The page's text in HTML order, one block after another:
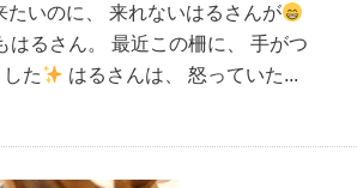
いのに、 来れないはるさんが
はるさん。 最近この柵に、 手がつ
た
はるさんは、 怒っていた...